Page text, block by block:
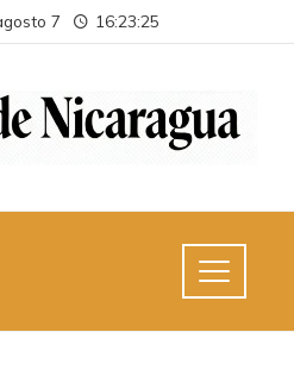
7 16:23:27